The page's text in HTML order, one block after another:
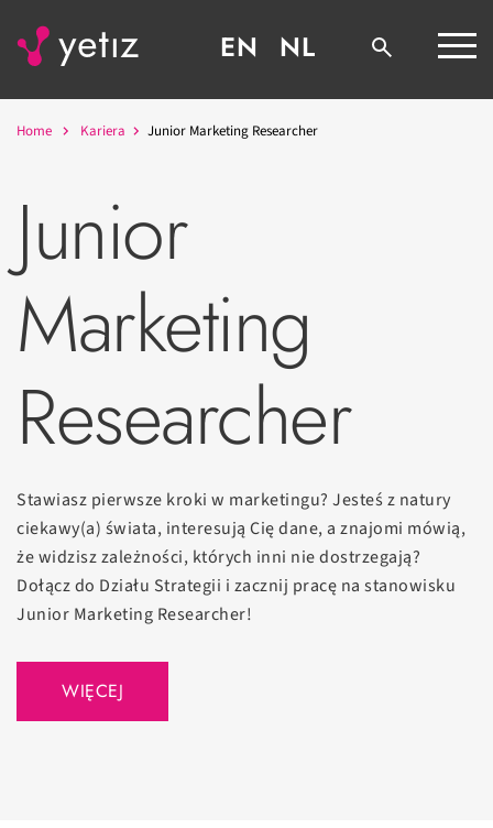
EN NL
Home Kariera Junior Marketing Researcher
Junior
Marketing
Researcher
Stawiasz pierwsze kroki w marketingu? Jesteś z natury
ciekawy(a) świata, interesują Cię dane, a znajomi mówią,
że widzisz zależności, których inni nie dostrzegają?
Dołącz do Działu Strategii i zacznij pracę na stanowisku
Junior Marketing Researcher!
WIĘCEJ